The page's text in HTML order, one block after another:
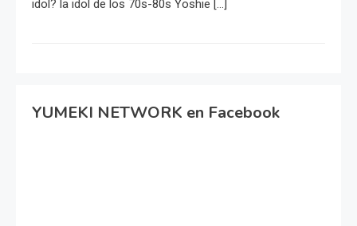
idol? la idol de los 70s-80s Yoshie […]
YUMEKI NETWORK en Facebook